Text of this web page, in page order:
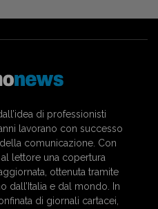
di professionisti
lavorano con successo
comunicazione. Con
lettore una copertura
ottenuta tramite
dall’Italia e dal mondo. In
di giornali cartacei,